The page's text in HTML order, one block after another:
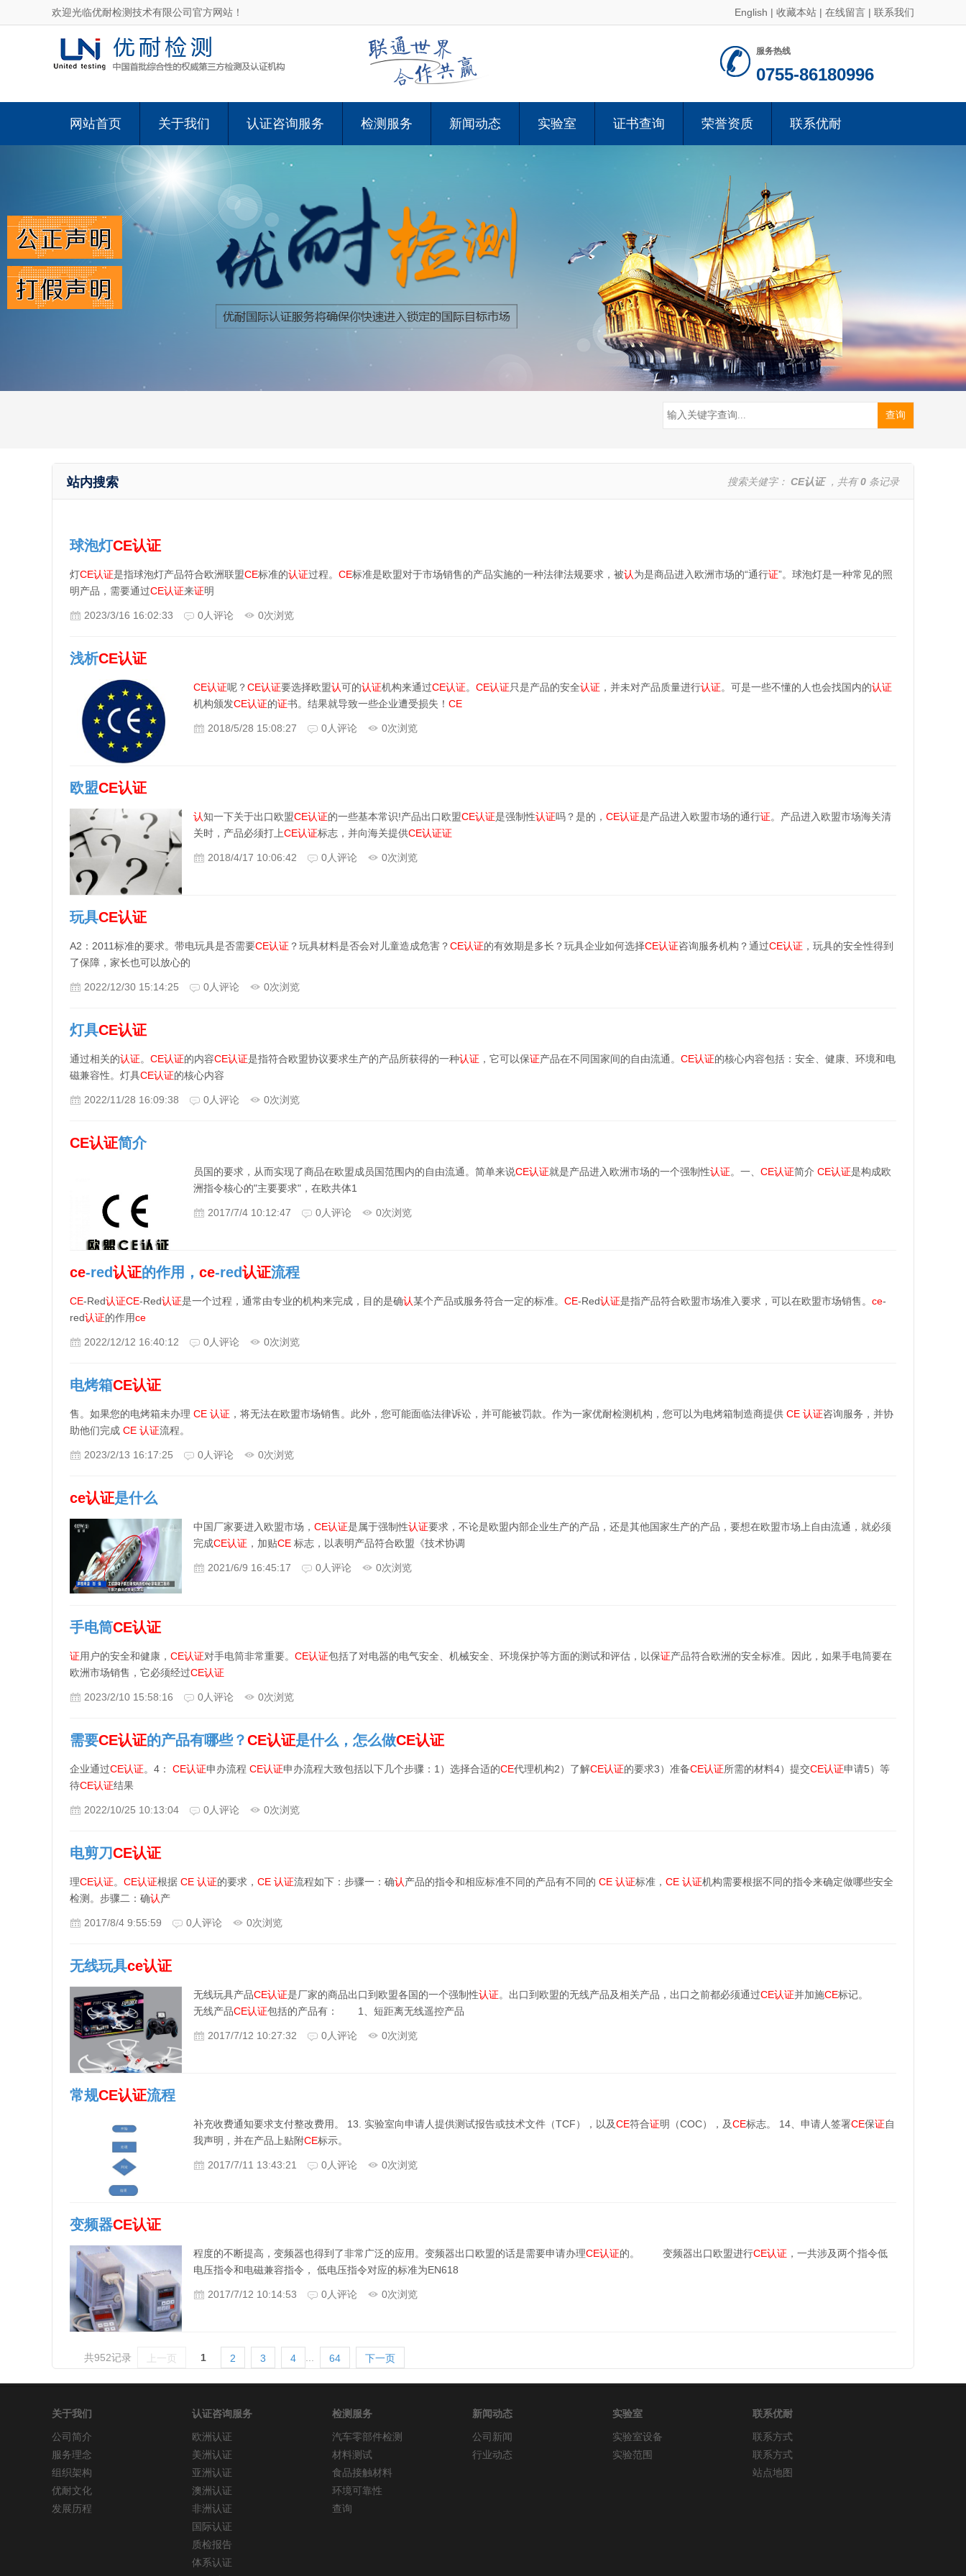
欢迎光临优耐检测技术有限公司官方网站！ English | 收藏本站 | 在线留言 | 联系我们
服务热线
0755-86180996
网站首页 关于我们 认证咨询服务 检测服务 新闻动态 实验室 证书查询 荣誉资质 联系优耐
站内搜索 搜索关健字： CE认证，共有0 条记录
球泡灯CE认证
灯CE认证是指球泡灯产品符合欧洲联盟CE标准的认证过程。 CE标准是欧盟对于市场销售的产品实施的一种法律法规要求，被认为是商品进入欧洲市场的“通行证”。球泡灯是一种常见的照
明产品，需要通过CE认证来证明
2023/3/16 16:02:33 0人评论 0次浏览
浅析CE认证
CE认证呢？CE认证要选择欧盟认可的认证机构来通过CE认证。 CE认证只是产品的安全认证 ，并未对产品质量进行认证。可是一些不懂的人也会找国内的认证
机构颁发CE认证的证书。结果就导致一些企业遭受损失！ CE
2018/5/28 15:08:27 0人评论 0次浏览
欧盟CE认证
认知一下关于出口欧盟CE认证的一些基本常识!产品出口欧盟CE认证是强制性认证吗？是的， CE认证是产品进入欧盟市场的通行证。产品进入欧盟市场海关清
关时，产品必须打上CE认证标志，并向海关提供CE认证证
2018/4/17 10:06:42 0人评论 0次浏览
玩具CE认证
A2：2011标准的要求。带电玩具是否需要CE认证 ？玩具材料是否会对儿童造成危害？CE认证的有效期是多长？玩具企业如何选择CE认证咨询服务机构？通过CE认证 ，玩具的安全性得到
了保障，家长也可以放心的
2022/12/30 15:14:25 0人评论 0次浏览
灯具CE认证
通过相关的认证。 CE认证的内容CE认证是指符合欧盟协议要求生产的产品所获得的一种认证 ，它可以保证产品在不同国家间的自由流通。 CE认证的核心内容包括：安全、健康、环境和电
磁兼容性。灯具CE认证的核心内容
2022/11/28 16:09:38 0人评论 0次浏览
CE认证简介
员国的要求，从而实现了商品在欧盟成员国范围内的自由流通。简单来说CE认证就是产品进入欧洲市场的一个强制性认证。一、 CE认证简介 CE认证是构成欧
洲指令核心的"主要要求"，在欧共体1
2017/7/4 10:12:47 0人评论 0次浏览
ce-red认证的作用， ce-red认证流程
CE-Red认证CE-Red认证是一个过程，通常由专业的机构来完成，目的是确认某个产品或服务符合一定的标准。 CE-Red认证是指产品符合欧盟市场准入要求，可以在欧盟市场销售。 ce-
red认证的作用ce
2022/12/12 16:40:12 0人评论 0次浏览
电烤箱CE认证
售。如果您的电烤箱未办理 CE 认证 ，将无法在欧盟市场销售。此外，您可能面临法律诉讼，并可能被罚款。作为一家优耐检测机构，您可以为电烤箱制造商提供 CE 认证咨询服务，并协
助他们完成 CE 认证流程。
2023/2/13 16:17:25 0人评论 0次浏览
ce认证是什么
中国厂家要进入欧盟市场， CE认证是属于强制性认证要求，不论是欧盟内部企业生产的产品，还是其他国家生产的产品，要想在欧盟市场上自由流通，就必须
完成CE认证 ，加贴CE 标志，以表明产品符合欧盟《技术协调
2021/6/9 16:45:17 0人评论 0次浏览
手电筒CE认证
证用户的安全和健康， CE认证对手电筒非常重要。 CE认证包括了对电器的电气安全、机械安全、环境保护等方面的测试和评估，以保证产品符合欧洲的安全标准。因此，如果手电筒要在
欧洲市场销售，它必须经过CE认证
2023/2/10 15:58:16 0人评论 0次浏览
需要CE认证的产品有哪些？CE认证是什么，怎么做CE认证
企业通过CE认证。4： CE认证申办流程 CE认证申办流程大致包括以下几个步骤：1）选择合适的CE代理机构2）了解CE认证的要求3）准备CE认证所需的材料4）提交CE认证申请5）等
待CE认证结果
2022/10/25 10:13:04 0人评论 0次浏览
电剪刀CE认证
理CE认证。 CE认证根据 CE 认证的要求， CE 认证流程如下：步骤一：确认产品的指令和相应标准不同的产品有不同的 CE 认证标准， CE 认证机构需要根据不同的指令来确定做哪些安全
检测。步骤二：确认产
2017/8/4 9:55:59 0人评论 0次浏览
无线玩具ce认证
无线玩具产品CE认证是厂家的商品出口到欧盟各国的一个强制性认证。出口到欧盟的无线产品及相关产品，出口之前都必须通过CE认证并加施CE标记。
无线产品CE认证包括的产品有： 1、短距离无线遥控产品
2017/7/12 10:27:32 0人评论 0次浏览
常规CE认证流程
补充收费通知要求支付整改费用。 13. 实验室向申请人提供测试报告或技术文件（TCF），以及CE符合证明（COC），及CE标志。 14、申请人签署CE保证自
我声明，并在产品上贴附CE标示。
2017/7/11 13:43:21 0人评论 0次浏览
变频器CE认证
程度的不断提高，变频器也得到了非常广泛的应用。变频器出口欧盟的话是需要申请办理CE认证的。 变频器出口欧盟进行CE认证 ，一共涉及两个指令低
电压指令和电磁兼容指令， 低电压指令对应的标准为EN618
2017/7/12 10:14:53 0人评论 0次浏览
共952记录 上一页 1 2 3 4 64 下一页
关于我们
公司简介
服务理念
组织架构
优耐文化
发展历程
认证咨询服务
欧洲认证
美洲认证
亚洲认证
澳洲认证
非洲认证
国际认证
质检报告
体系认证
检测服务
汽车零部件检测
材料测试
食品接触材料
环境可靠性
查询
新闻动态
公司新闻
行业动态
实验室
实验室设备
实验范围
联系优耐
联系方式
联系方式
站点地图